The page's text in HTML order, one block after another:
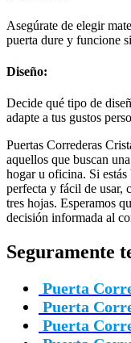
Asegúrate de elegir
puerta dure y funcione
Diseño:
Decide qué tipo de
adapte a tus gustos
Puertas Correderas
aquellos que buscan
hogar u oficina. Si
perfecta y fácil de usar,
tres hojas. Esperamos
decisión informada al
Seguramente
Puerta
Puerta
Puerta